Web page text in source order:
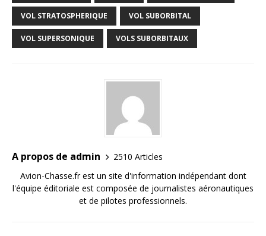
VOL STRATOSPHERIQUE VOL SUBORBITAL
VOL SUPERSONIQUE VOLS SUBORBITAUX
A propos de admin
2510 Articles
Avion-Chasse.fr est un site d'information indépendant dont
l'équipe éditoriale est composée de journalistes aéronautiques
et de pilotes professionnels.